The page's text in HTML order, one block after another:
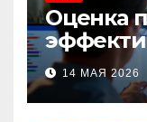
Оценка
при
касания
14 МАЯ 2026